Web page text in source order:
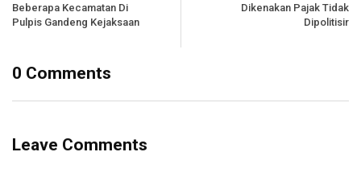
Beberapa Kecamatan Di
Pulpis Gandeng Kejaksaan
Dikenakan Pajak Tidak
Dipolitisir
0 Comments
Leave Comments